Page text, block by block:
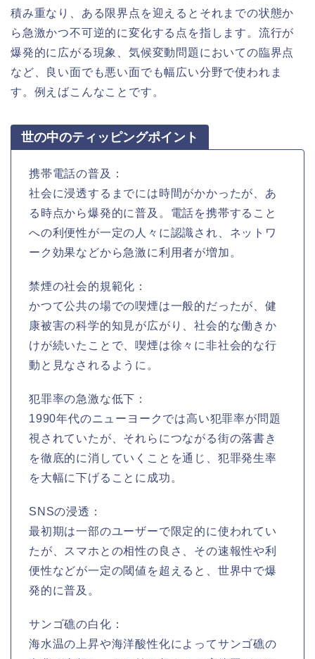
積み重なり、ある限界点を迎えるとそれまでの状態か
ら急激かつ不可逆的に変化する点を指します。流行が
爆発的に広がる現象、気候変動問題においての臨界点
など、良い面でも悪い面でも幅広い分野で使われま
す。 例えばこんなことです。
世の中のティッピングポイント
携帯電話の普及：
社会に浸透するまでには時間がかかったが、あ
る時点から爆発的に普及。電話を携帯すること
への利便性が一定の人々に認識され、ネットワ
ーク効果などから急激に利用者が増加。
禁煙の社会的規範化：
かつて公共の場での喫煙は一般的だったが、健
康被害の科学的知見が広がり、社会的な働きか
けが続いたことで、喫煙は徐々に非社会的な行
動と見なされるように。
犯罪率の急激な低下：
1990年代のニューヨークでは高い犯罪率が問題
視されていたが、それらにつながる街の落書き
を徹底的に消していくことを通じ、犯罪発生率
を大幅に下げることに成功。
SNSの浸透：
最初期は一部のユーザーで限定的に使われてい
たが、スマホとの相性の良さ、その速報性や利
便性などが一定の閾値を超えると、世界中で爆
発的に普及。
サンゴ礁の白化：
海水温の上昇や海洋酸性化によってサンゴ礁の